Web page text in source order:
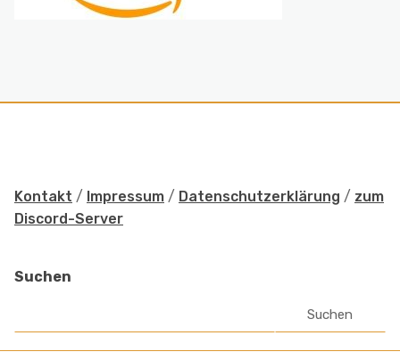
Kontakt / Impressum / Datenschutzerklärung / zum
Discord-Server
Suchen
Suchen